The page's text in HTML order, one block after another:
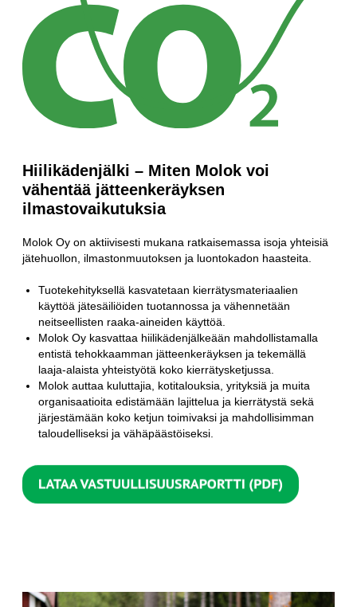
Hiilikädenjälki – Miten Molok voi
vähentää jätteenkeräyksen
ilmastovaikutuksia
Molok Oy on aktiivisesti mukana ratkaisemassa isoja yhteisiä
jätehuollon, ilmastonmuutoksen ja luontokadon haasteita.
Tuotekehityksellä kasvatetaan kierrätysmateriaalien
käyttöä jätesäiliöiden tuotannossa ja vähennetään
neitseellisten raaka-aineiden käyttöä.
Molok Oy kasvattaa hiilikädenjälkeään mahdollistamalla
entistä tehokkaamman jätteenkeräyksen ja tekemällä
laaja-alaista yhteistyötä koko kierrätysketjussa.
Molok auttaa kuluttajia, kotitalouksia, yrityksiä ja muita
organisaatioita edistämään lajittelua ja kierrätystä sekä
järjestämään koko ketjun toimivaksi ja mahdollisimman
taloudelliseksi ja vähäpäästöiseksi.